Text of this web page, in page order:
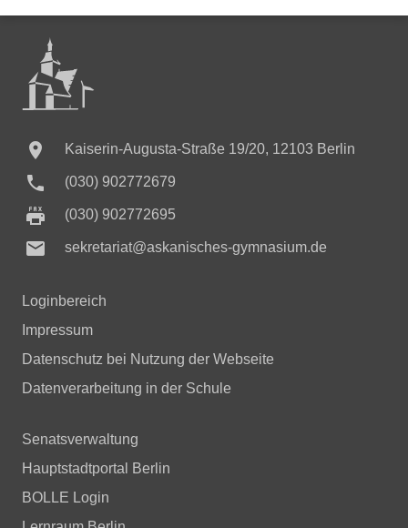
 Kaiserin-Augusta-Straße 19/20, 12103 Berlin
 (030) 902772679
(030) 902772695
 sekretariat@askanisches-gymnasium.de
Loginbereich
Impressum
Datenschutz bei Nutzung der Webseite
Datenverarbeitung in der Schule
Senatsverwaltung
Hauptstadtportal Berlin
BOLLE Login